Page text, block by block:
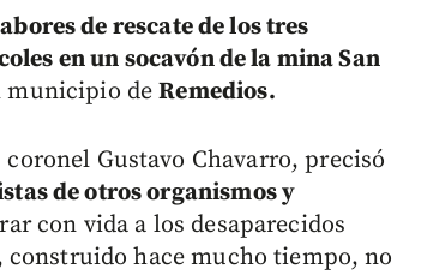
de rescate de los tres
en un socavón de la mina San
municipio deRemedios.
coronel Gustavo Chavarro, precisó
de otros organismos y
con vida a los desaparecidos
hace mucho tiempo, no